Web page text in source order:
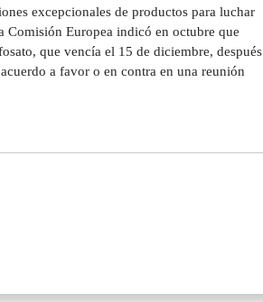
excepcionales de productos para luchar
Comisión Europea indicó en octubre que
que vencía el 15 de diciembre, después
a favor o en contra en una reunión